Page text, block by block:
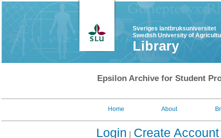
Sveriges lantbruksuniversitet
Swedish University of
Library
Epsilon Archive for Student
Home About
Login Create Account